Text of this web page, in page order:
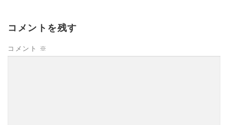
コメントを残す
コメント ※